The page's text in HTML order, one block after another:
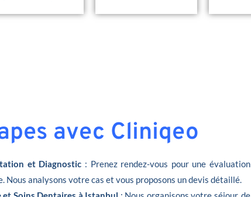
avec Cliniqeo
et Diagnostic : Prenez rendez-vous pour une évaluation
Nous analysons votre cas et vous proposons un devis détaillé.